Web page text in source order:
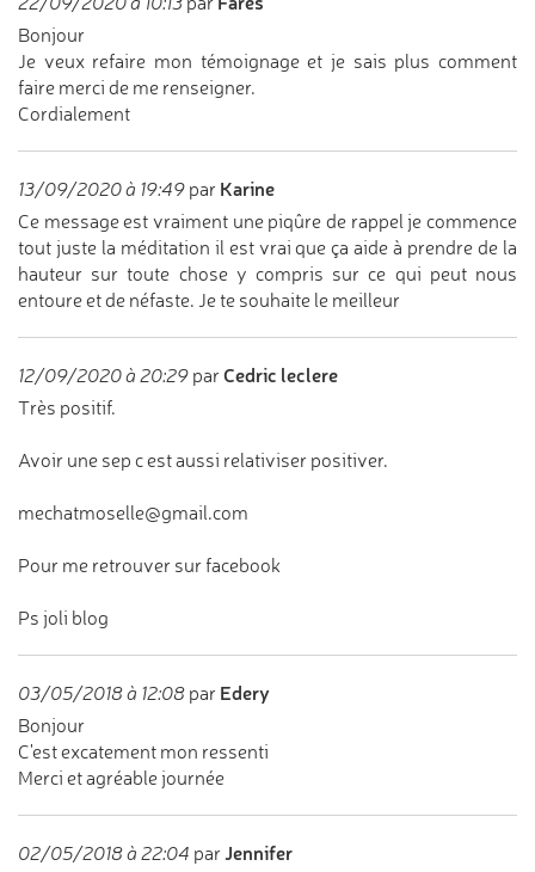
Bonjour
Je veux refaire mon témoignage et je sais plus comment
faire merci de me renseigner.
Cordialement
13/09/2020 à 19:49 par Karine
Ce message est vraiment une piqûre de rappel je commence
tout juste la méditation il est vrai que ça aide à prendre de la
hauteur sur toute chose y compris sur ce qui peut nous
entoure et de néfaste. Je te souhaite le meilleur
12/09/2020 à 20:29 par Cedric leclere
Très positif.
Avoir une sep c est aussi relativiser positiver.
mechatmoselle@gmail.com
Pour me retrouver sur facebook
Ps joli blog
03/05/2018 à 12:08 par Edery
Bonjour
C'est excatement mon ressenti
Merci et agréable journée
02/05/2018 à 22:04 par Jennifer